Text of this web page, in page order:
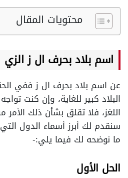
محتويات المقال
اسم بلاد بحرف ال ز الزي
عن اسم بلاد بحرف ال ز ففي
البلاد كبير للغاية، وإن كنت
اللغز، فلا تقلق بشأن ذلك الأمر
سنقدم لك أبرز أسماء الدول
ما نوضحه لك فيما يلي:-
الحل الأول